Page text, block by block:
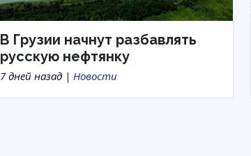
В Грузии начнут разбавлять
русскую нефтянку
7 дней назад | Новости